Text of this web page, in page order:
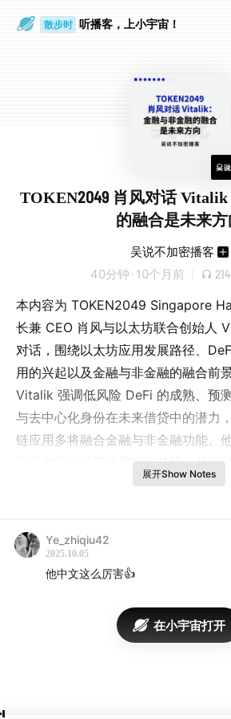
散步时 听播客，上小宇宙！
TOKEN2049 肖风对话
的融合是未来方
吴说不加密播客
40分钟 · 10个月前
本内容为 TOKEN2049 Singapore
长兼 CEO 肖风与以太坊联合创始人
对话，围绕以太坊应用发展路径、
用的兴起以及金融与非金融的融合前
Vitalik 强调低风险 DeFi 的成熟、预
与去中心化身份在未来借贷中的潜力
链应用多将融合金融与非金融功能。
模式在区块链下的模糊化趋势，并探
去中心化的实际取舍问题，最后对 AI
加入吴说播客听友群，可添加小助手
关注更多吴说快讯深度等内容渠道：
展开Show Notes
Ye_zhiqiu42
2025.10.05
他中文这么厉害👍
在小宇宙打开